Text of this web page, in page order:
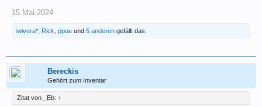
15.Mai.2024
Iwivera* Rick ppue und 5 anderen gefällt das.
Bereckis
Gehört zum Inventar
Zitat von _Eb: ↑